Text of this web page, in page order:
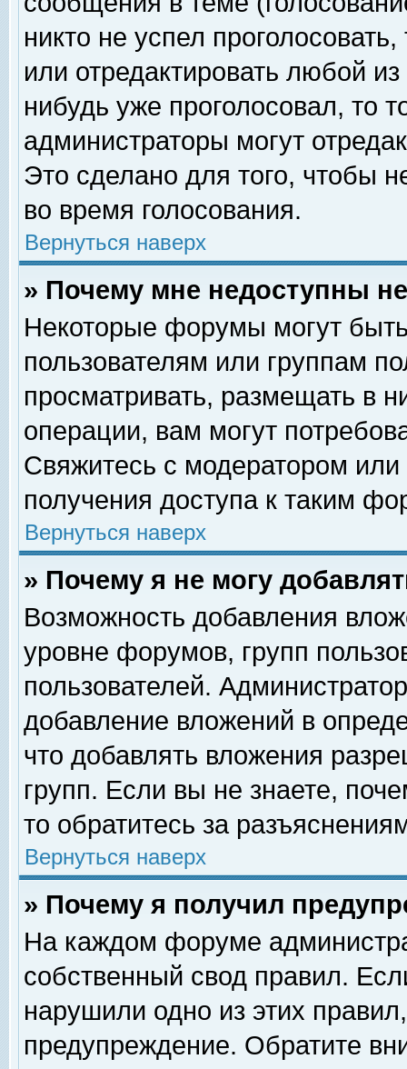
никто не успел
или отредактировать любой
нибудь уже проголосовал, то
администраторы могут
Это сделано для того, чтобы
во время голосования.
Вернуться наверх
» Почему мне недоступны
Некоторые форумы могут
пользователям или группам
просматривать, размещать в
операции, вам могут
Свяжитесь с модератором
получения доступа к таким
Вернуться наверх
» Почему я не могу
Возможность добавления
уровне форумов, групп
пользователей.
добавление вложений в
что добавлять вложения
групп. Если вы не знаете,
то обратитесь за
Вернуться наверх
» Почему я получил
На каждом форуме
собственный свод правил.
нарушили одно из этих
предупреждение. Обратите